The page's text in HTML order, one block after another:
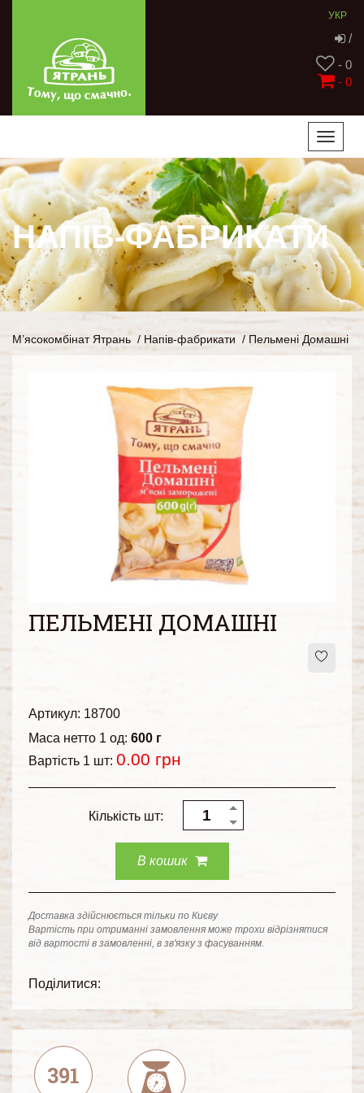
УКР
/
- 0
- 0
Toggle
НАПІВ-ФАБРИКАТИ
М’ясокомбінат Ятрань / Напів-фабрикати / Пельмені Домашні
ПЕЛЬМЕНІ ДОМАШНІ
Артикул: 18700
Маса нетто 1 од: 600 г
Вартість 1 шт: 0.00 грн
Кількість шт:
В кошик
Доставка здійснюється тільки по Києву
Вартість при отриманні замовлення може трохи відрізнятися
від вартості в замовленні, в зв'язку з фасуванням.
Поділитися:
391